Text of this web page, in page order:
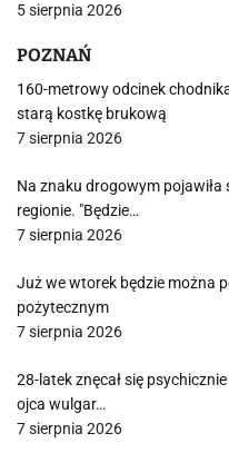
5 sierpnia 2026
POZNAŃ
160-metrowy odcinek
starą kostkę brukową
7 sierpnia 2026
Na znaku drogowym
regionie. "Będzie…
7 sierpnia 2026
Już we wtorek będzie można
pożytecznym
7 sierpnia 2026
28-latek znęcał się
ojca wulgar…
7 sierpnia 2026